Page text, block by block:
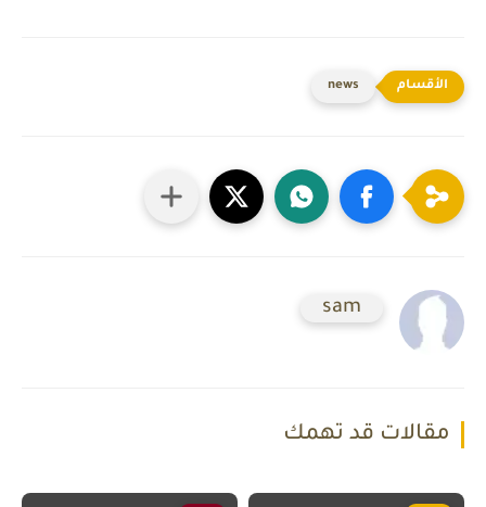
news
sam
مقالات قد تهمك